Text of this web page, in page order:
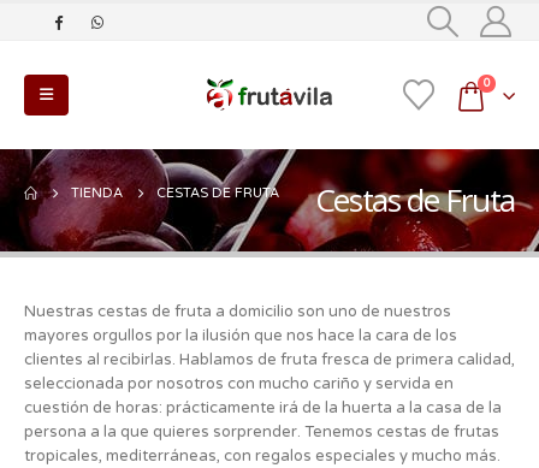
0
Cestas de Fruta
TIENDA CESTAS DE FRUTA
Nuestras cestas de fruta a domicilio son uno de nuestros
mayores orgullos por la ilusión que nos hace la cara de los
clientes al recibirlas. Hablamos de fruta fresca de primera calidad,
seleccionada por nosotros con mucho cariño y servida en
cuestión de horas: prácticamente irá de la huerta a la casa de la
persona a la que quieres sorprender. Tenemos cestas de frutas
tropicales, mediterráneas, con regalos especiales y mucho más.